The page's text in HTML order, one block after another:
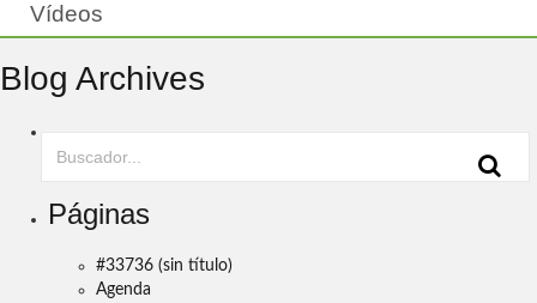
Vídeos
Blog Archives
Páginas
#33736 (sin título)
Agenda